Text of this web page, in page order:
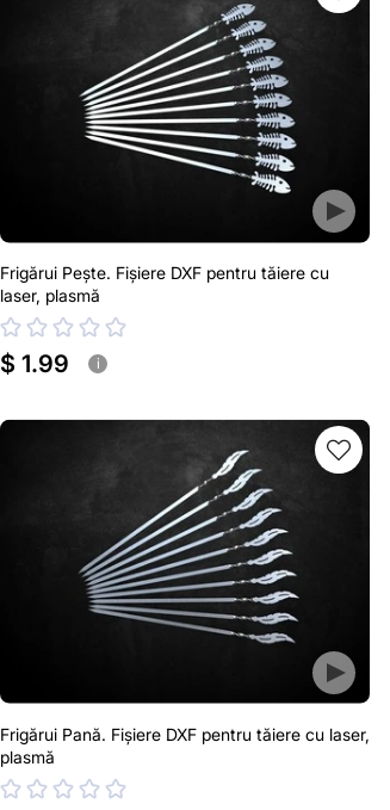
Frigărui Pește. Fișiere DXF pentru tăiere cu
laser, plasmă
$ 1.99 i
Frigărui Pană. Fișiere DXF pentru tăiere cu laser,
plasmă